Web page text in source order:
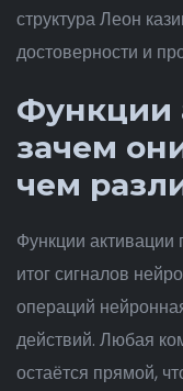
структура Леон
достоверности и
Функции
зачем
чем
Функции активации
итог сигналов
операций
действий. Любая
остаётся прямой,